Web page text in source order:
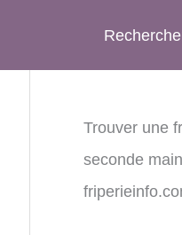
Trouver une
seconde